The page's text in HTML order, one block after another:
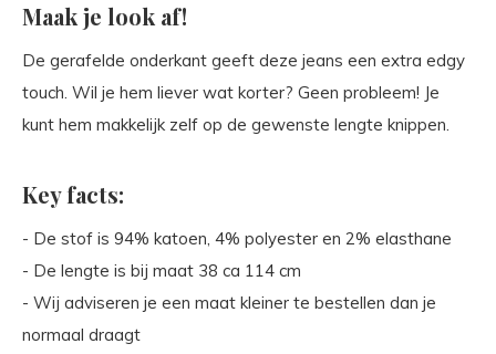
Maak je look af!
De gerafelde onderkant geeft deze jeans een extra edgy
touch. Wil je hem liever wat korter? Geen probleem! Je
kunt hem makkelijk zelf op de gewenste lengte knippen.
Key facts:
- De stof is 94% katoen, 4% polyester en 2% elasthane
- De lengte is bij maat 38 ca 114 cm
- Wij adviseren je een maat kleiner te bestellen dan je
normaal draagt